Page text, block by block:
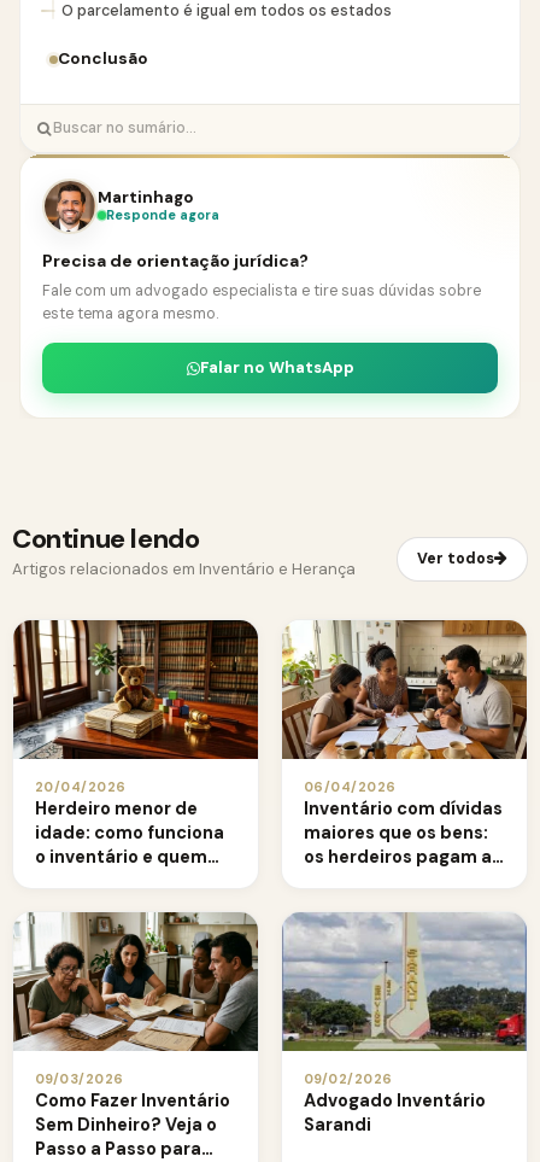
O parcelamento é igual em todos os estados
Conclusão
Martinhago
Responde agora
Precisa de orientação jurídica?
Fale com um advogado especialista e tire suas dúvidas sobre
este tema agora mesmo.
Falar no WhatsApp
Continue lendo
Artigos relacionados em Inventário e Herança
Ver todos
20/04/2026
Herdeiro menor de
idade: como funciona
o inventário e quem
06/04/2026
Inventário com dívidas
maiores que os bens:
os herdeiros pagam a
09/03/2026
Como Fazer Inventário
Sem Dinheiro? Veja o
Passo a Passo para
09/02/2026
Advogado Inventário
Sarandi